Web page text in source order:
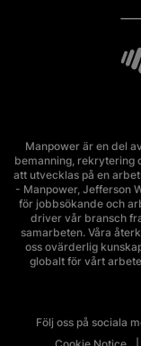
Manpower är en del
bemanning, rekrytering
att utvecklas på en
- Manpower, Jefferson
för jobbsökande och
driver vår bransch
samarbeten. Våra
oss ovärderlig
globalt för vårt
Följ oss på sociala